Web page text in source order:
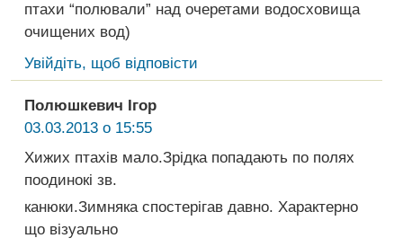
птахи “полювали” над очеретами водосховища
очищених вод)
Увійдіть, щоб відповісти
Полюшкевич Ігор
03.03.2013 о 15:55
Хижих птахів мало.Зрідка попадають по полях
поодинокі зв.
канюки.Зимняка спостерігав давно. Характерно
що візуально